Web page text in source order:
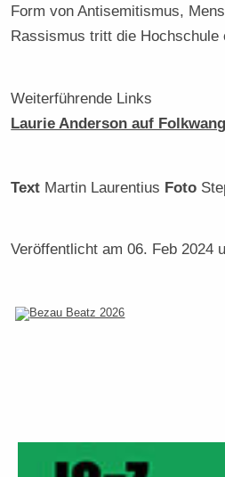
Form von Antisemitismus,
Rassismus tritt die Hochschule
Weiterführende Links
Laurie Anderson auf Folkwang
Text Martin Laurentius Foto
Veröffentlicht am06. Feb 2024